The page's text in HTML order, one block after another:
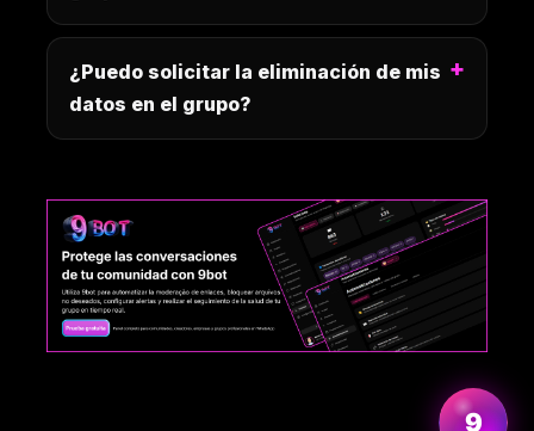
¿Puedo solicitar la eliminación de mis
datos en el grupo?
9